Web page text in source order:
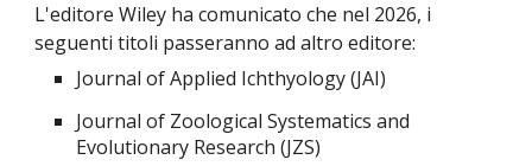
L'editore Wiley ha comunicato che nel 2026, i
seguenti titoli passeranno ad altro editore:
Journal of Applied Ichthyology (JAI)
Journal of Zoological Systematics and
Evolutionary Research (JZS)